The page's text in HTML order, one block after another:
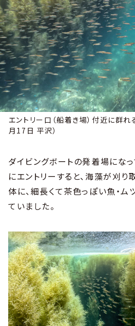
エントリー口（船着き場）付近に群
月17日 平沢）
ダイビングボートの発着場にな
にエントリーすると、海藻が刈
体に、細長くて茶色っぽい魚・ム
ていました。